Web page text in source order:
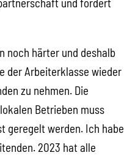
noch härter und deshalb
der Arbeiterklasse wieder
zu nehmen. Die
Betrieben muss
geregelt werden. Ich habe
2023 hat alle